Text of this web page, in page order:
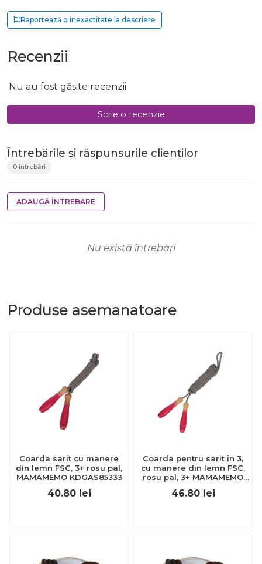
Raportează o inexactitate la descriere
Recenzii
Nu au fost găsite recenzii
Scrie o recenzie
Întrebările și răspunsurile clienților
0 întrebări
ADAUGĂ ÎNTREBARE
Nu există întrebări
Produse asemanatoare
Coarda sarit cu manere
din lemn FSC, 3+ rosu pal,
MAMAMEMO KDGAS85333
40.80 lei
Coarda pentru sarit in 3,
cu manere din lemn FSC,
rosu pal, 3+ MAMAMEMO
KDGAS85336
46.80 lei